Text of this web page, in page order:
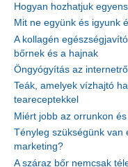
Hogyan hozhatjuk
Mit ne együnk és igyunk
A kollagén
bőrnek és a hajnak
Öngyógyítás az
Teák, amelyek vízhajtó
teareceptekkel
Miért jobb az orrunkon
Tényleg szükségünk van
marketing?
A száraz bőr nemcsak